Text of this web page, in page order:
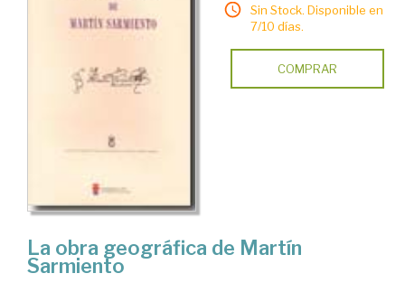
Sin Stock. Disponible en
7/10 días.
COMPRAR
La obra geográfica de Martín
Sarmiento